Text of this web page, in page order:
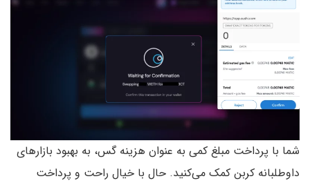
شما با پرداخت مبلغ کمی به عنوان هزینه گس، به بهبود بازارهای
داوطلبانه کربن کمک می‌کنید. حال با خیال راحت و پرداخت